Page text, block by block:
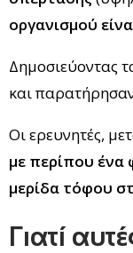
οργανισμού
Δημοσιεύοντας
και
Οι ερευνητές,
με περίπου ένα
μερίδα τόφου
Γιατί